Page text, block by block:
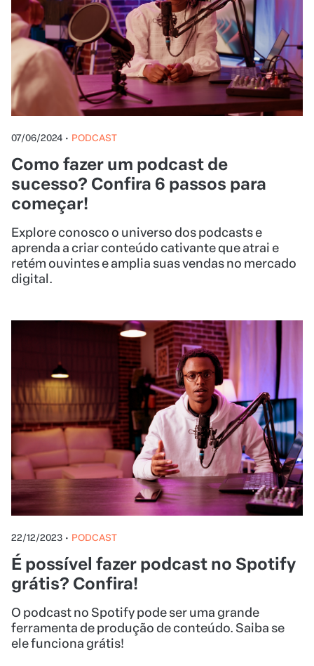
07/06/2024 • PODCAST
Como fazer um podcast de
sucesso? Confira 6 passos para
começar!
Explore conosco o universo dos podcasts e
aprenda a criar conteúdo cativante que atrai e
retém ouvintes e amplia suas vendas no mercado
digital.
22/12/2023 • PODCAST
É possível fazer podcast no Spotify
grátis? Confira!
O podcast no Spotify pode ser uma grande
ferramenta de produção de conteúdo. Saiba se
ele funciona grátis!